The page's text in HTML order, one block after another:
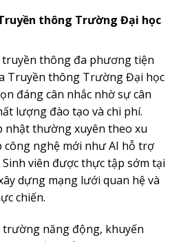
thông Trường Đại học
thông đa phương tiện
Truyền thông Trường Đại học
đáng cân nhắc nhờ sự cân
lượng đào tạo và chi phí.
nhật thường xuyên theo xu
nghệ mới như AI hỗ trợ
viên được thực tập sớm tại
dựng mạng lưới quan hệ và
chiến.
năng động, khuyến